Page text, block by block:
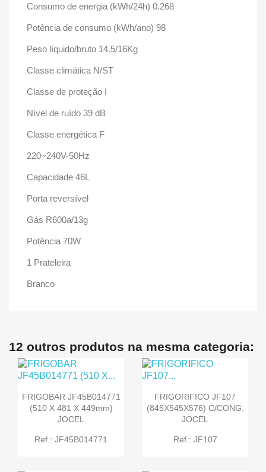
Consumo de energia (kWh/24h) 0.268
Potência de consumo (kWh/ano) 98
Peso líquido/bruto 14.5/16Kg
Classe climática N/ST
Classe de proteção I
Nível de ruído 39 dB
Classe energética F
220~240V-50Hz
Capacidade 46L
Porta reversível
Gás R600a/13g
Potência 70W
1 Prateleira
Branco
12 outros produtos na mesma categoria:
FRIGOBAR JF45B014771
(510 X 481 X 449mm)
JOCEL
Ref.: JF45B014771
FRIGORIFICO JF107
(845X545X576) C/CONG.
JOCEL
Ref.: JF107